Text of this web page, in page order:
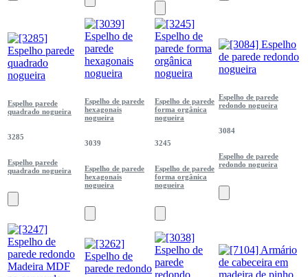
Espelho parede
quadrado nogueira
3285
Espelho parede
quadrado nogueira
Espelho de parede
hexagonais
nogueira
3039
Espelho de parede
hexagonais
nogueira
Espelho de parede
forma orgânica
nogueira
3245
Espelho de parede
forma orgânica
nogueira
Espelho de parede
redondo nogueira
3084
Espelho de parede
redondo nogueira